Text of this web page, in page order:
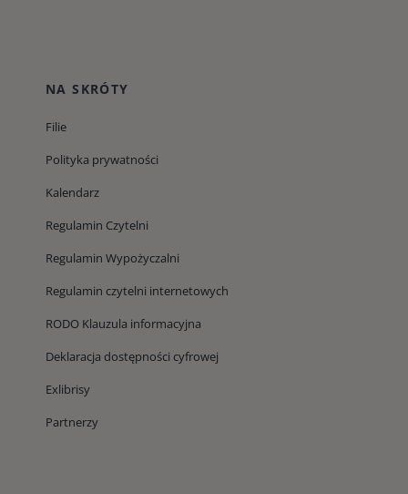
NA SKRÓTY
Filie
Polityka prywatności
Kalendarz
Regulamin Czytelni
Regulamin Wypożyczalni
Regulamin czytelni internetowych
RODO Klauzula informacyjna
Deklaracja dostępności cyfrowej
Exlibrisy
Partnerzy